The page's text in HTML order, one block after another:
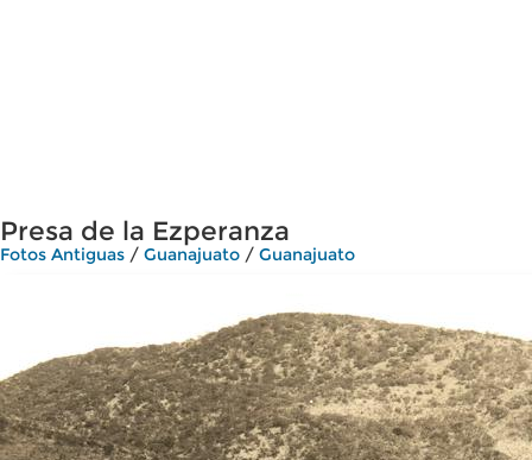
Presa de la Ezperanza
Fotos Antiguas / Guanajuato / Guanajuato